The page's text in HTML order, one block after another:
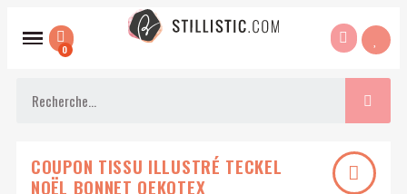
COUPON TISSU ILLUSTRÉ TECKEL
NOËL BONNET OEKOTEX